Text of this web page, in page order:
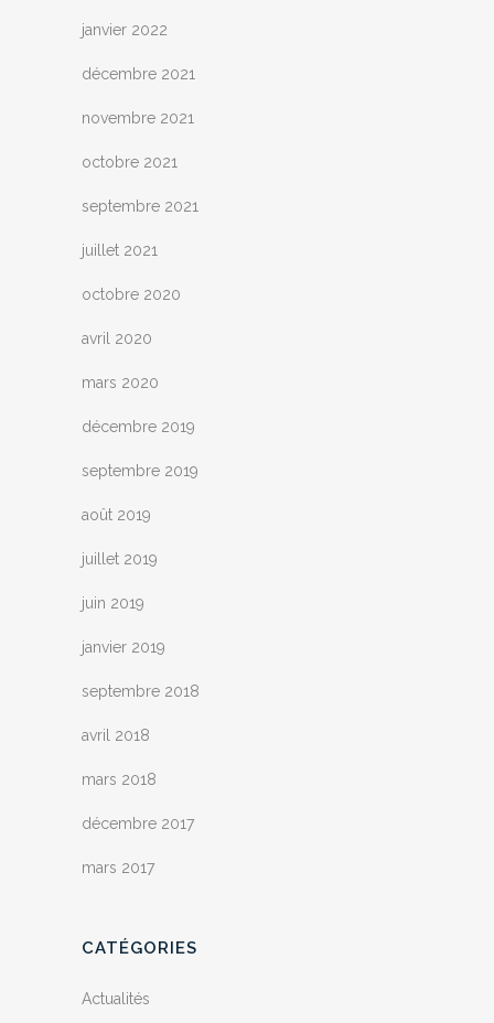
janvier 2022
décembre 2021
novembre 2021
octobre 2021
septembre 2021
juillet 2021
octobre 2020
avril 2020
mars 2020
décembre 2019
septembre 2019
août 2019
juillet 2019
juin 2019
janvier 2019
septembre 2018
avril 2018
mars 2018
décembre 2017
mars 2017
CATÉGORIES
Actualités